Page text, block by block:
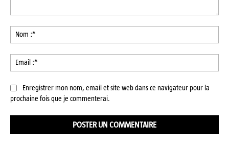
Enregistrer mon nom, email et site web dans ce navigateur pour la
prochaine fois que je commenterai.